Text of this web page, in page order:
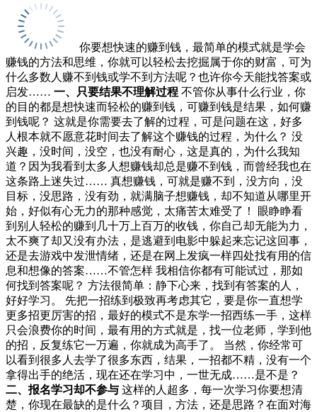
你要想快速的赚到钱，最简单的模式就是学会
赚钱的方法和思维，你就可以轻松去挖掘属于你的财富，可为
什么多数人赚不到钱或学不到方法呢？也许你今天能找答案或
启发…… 一、只要结果不理解过程 不管你从事什么行业，你
的目的都是想快速而轻松的赚到钱，可赚到钱是结果，如何赚
到钱呢？ 这就是你需要去了解的过程，可是问题在这，好多
人根本就不愿意花时间去了解这个赚钱的过程，为什么？ 没
兴趣，没时间，没空，也没有耐心，这是真的，为什么我知
道？因为我看到太多人想赚钱却总是赚不到钱，而曾经我也在
这条路上迷失过…… 真想赚钱，可就是赚不到，没方向，没
目标，没思路，没有劲，就满脑子想赚钱，却不知道从哪里开
始，好似有心无力的那种感觉，太痛苦太难受了！ 眼睁睁看
到别人轻松的赚到几十万上百万的收钱，你自己却无能为力，
太不爽了却又没有办法，是逃避到电影中躲起来忘记这回事，
还是去游戏中发泄情绪，还是在网上发疯一样四处找有用的信
息和想像的答案……不管怎样 我相信你都有可能试过，那如
何找到答案呢？ 方法很简单：静下心来，找到有答案的人，
好好学习。 先把一招练到极致再考虑其它，要是你一直想学
更多招更厉害的招，最好的模式不是东学一招西练一手，这样
只会浪费你的时间，最有用的方式就是，找一位老师，学到他
的招，反复练它一万遍，你就成为高手了。 当然，你经常可
以看到很多人去学了很多东西，结果，一招都不精，没有一个
拿得出手的绝活，现在还在学习中，一世无成……是不是？
二、报名学习却不参与 这样的人超多，每一次学习你要想清
楚，你现在最缺的是什么？项目，方法，还是思路？在面对海